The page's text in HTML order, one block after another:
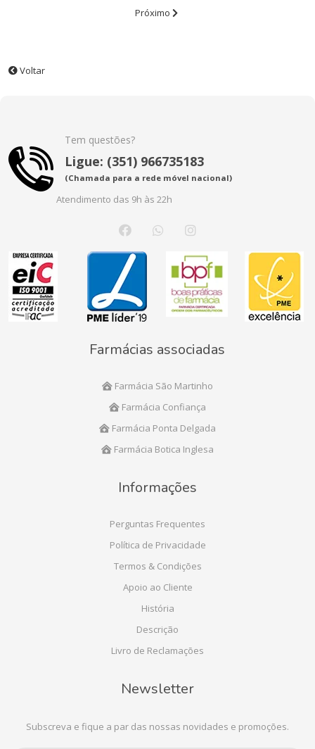
Próximo
Voltar
Tem questões?
Ligue: (351) 966735183
(Chamada para a rede móvel nacional)
Atendimento das 9h às 22h
Farmácias associadas
Farmácia São Martinho
Farmácia Confiança
Farmácia Ponta Delgada
Farmácia Botica Inglesa
Informações
Perguntas Frequentes
Política de Privacidade
Termos & Condições
Apoio ao Cliente
História
Descrição
Livro de Reclamações
Newsletter
Subscreva e fique a par das nossas novidades e promoções.